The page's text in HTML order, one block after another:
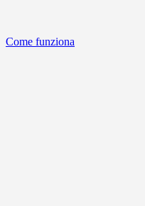
Come funziona